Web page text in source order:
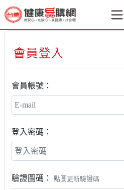
會員帳號：
登入密碼：
驗證圖碼：
點圖更新驗證碼